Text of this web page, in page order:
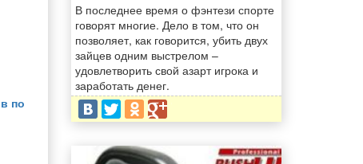
по
В последнее время о фэнтези спорте
говорят многие. Дело в том, что он
позволяет, как говорится, убить двух
зайцев одним выстрелом –
удовлетворить свой азарт игрока и
заработать денег.